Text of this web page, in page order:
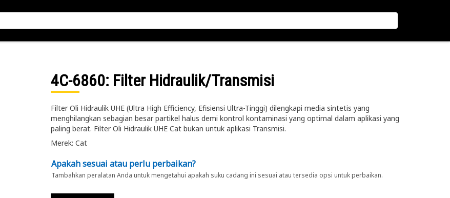
4C-6860: Filter Hidraulik/Transmisi
Filter Oli Hidraulik UHE (Ultra High Efficiency, Efisiensi Ultra-Tinggi) dilengkapi media sintetis yang
menghilangkan sebagian besar partikel halus demi kontrol kontaminasi yang optimal dalam aplikasi yang
paling berat. Filter Oli Hidraulik UHE Cat bukan untuk aplikasi Transmisi.
Merek: Cat
Apakah sesuai atau perlu perbaikan?
Tambahkan peralatan Anda untuk mengetahui apakah suku cadang ini sesuai atau tersedia opsi untuk perbaikan.